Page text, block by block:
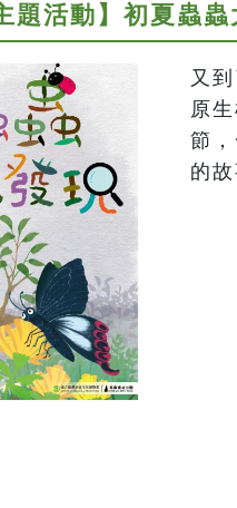
題活動】初夏蟲
又
原
節
的